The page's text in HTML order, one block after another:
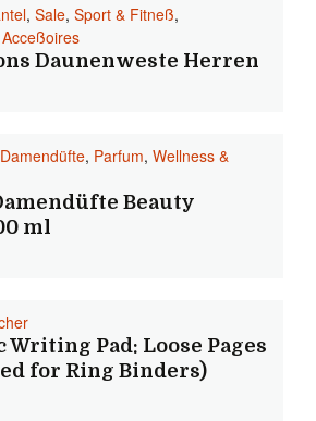
, Sale, Sport & Fitneß,
Daunenweste Herren
Damendüfte, Parfum, Wellness &
Beauty
ml
Writing Pad: Loose Pages
for Ring Binders)